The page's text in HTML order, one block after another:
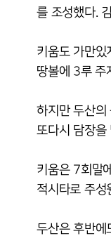
를 조성했다.
키움도 가만
땅볼에 3루 주
하지만 두산의
또다시 담장을
키움은 7회말
적시타로 주성
두산은 후반에